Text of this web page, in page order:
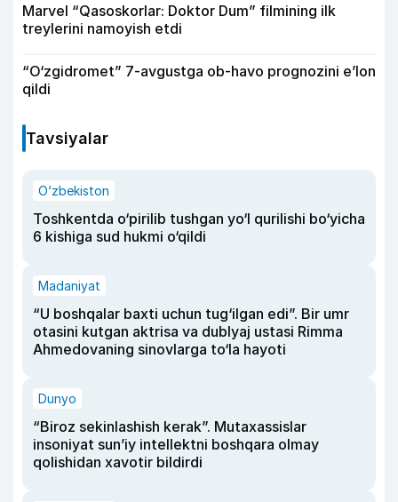
Marvel “Qasoskorlar: Doktor Dum” filmining ilk
treylerini namoyish etdi
“O‘zgidromet” 7-avgustga ob-havo prognozini e’lon
qildi
Tavsiyalar
O‘zbekiston
Toshkentda o‘pirilib tushgan yo‘l qurilishi bo‘yicha
6 kishiga sud hukmi o‘qildi
Madaniyat
“U boshqalar baxti uchun tug‘ilgan edi”. Bir umr
otasini kutgan aktrisa va dublyaj ustasi Rimma
Ahmedovaning sinovlarga to‘la hayoti
Dunyo
“Biroz sekinlashish kerak”. Mutaxassislar
insoniyat sun’iy intellektni boshqara olmay
qolishidan xavotir bildirdi